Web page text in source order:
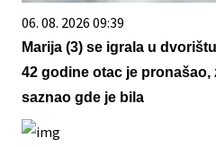
06. 08. 2026 09:39
Marija (3) se igrala u
42 godine otac je pronašao,
saznao gde je bila